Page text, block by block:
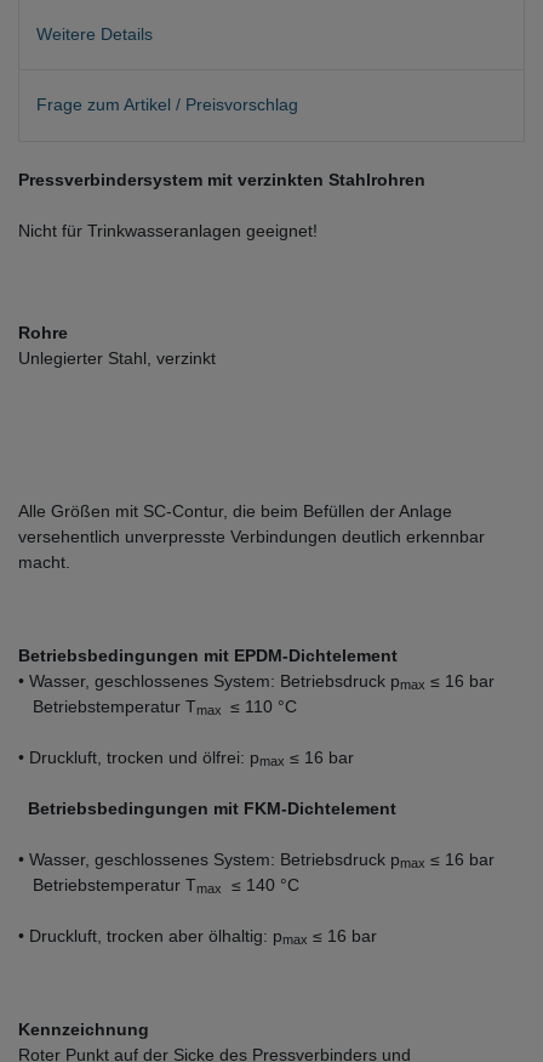
Weitere Details
Frage zum Artikel / Preisvorschlag
Pressverbindersystem mit verzinkten Stahlrohren
Nicht für Trinkwasseranlagen geeignet!
Rohre
Unlegierter Stahl, verzinkt
Alle Größen mit SC-Contur, die beim Befüllen der Anlage
versehentlich unverpresste Verbindungen deutlich erkennbar
macht.
Betriebsbedingungen mit EPDM-Dichtelement
• Wasser, geschlossenes System: Betriebsdruck pmax ≤ 16 bar
Betriebstemperatur Tmax ≤ 110 °C
• Druckluft, trocken und ölfrei: pmax ≤ 16 bar
Betriebsbedingungen mit FKM-Dichtelement
• Wasser, geschlossenes System: Betriebsdruck pmax ≤ 16 bar
Betriebstemperatur Tmax ≤ 140 °C
• Druckluft, trocken aber ölhaltig: pmax ≤ 16 bar
Kennzeichnung
Roter Punkt auf der Sicke des Pressverbinders und